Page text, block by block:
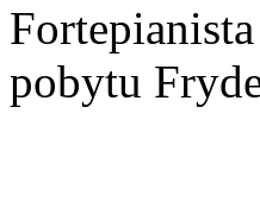
pobytu